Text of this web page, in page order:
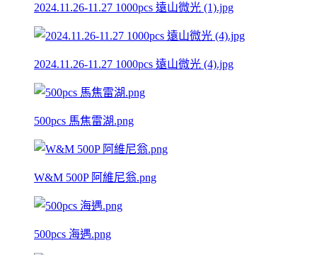
2024.11.26-11.27 1000pcs 遠山微光 (1).jpg
2024.11.26-11.27 1000pcs 遠山微光 (4).jpg
500pcs 馬焦雷湖.png
W&M 500P 阿維尼翁.png
500pcs 海遇.png